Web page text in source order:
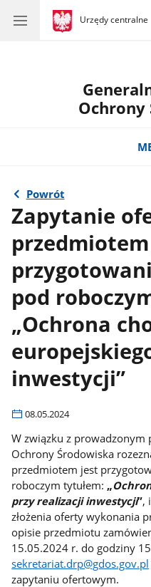
gov.pl
Urzędy centralne
gov.pl
Urzędy
Ochrony
Powrót
Zapytanie
pod
„Ochrona
inwestycji”
08.05.2024
W związku z prowadzonym
Ochrony Środowiska
przedmiotem jest
roboczym tytułem: „
przy realizacji inwestycji”,
złożenia oferty wykonania
opisie przedmiotu
15.05.2024 r. do godziny
sekretariat.drp@gdos.gov.pl
zapytaniu ofertowym.